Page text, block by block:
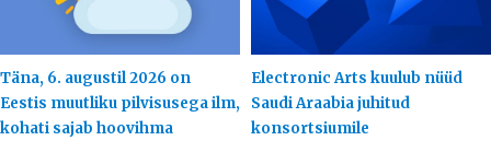
Täna, 6. augustil 2026 on
Eestis muutliku pilvisusega ilm,
kohati sajab hoovihma
Electronic Arts kuulub nüüd
Saudi Araabia juhitud
konsortsiumile